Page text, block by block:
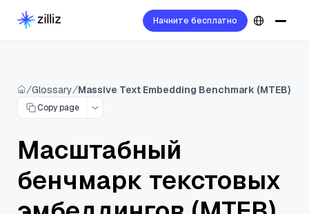
Начните бесплатно
Glossary Massive Text Embedding Benchmark (MTEB)
Copy page
Масштабный
бенчмарк текстовых